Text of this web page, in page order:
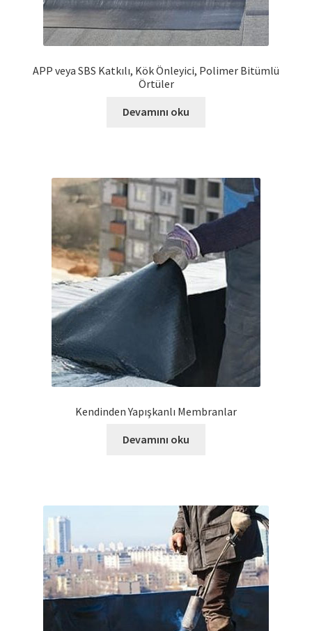
APP veya SBS Katkılı, Kök Önleyici, Polimer Bitümlü
Örtüler
Devamını oku
Kendinden Yapışkanlı Membranlar
Devamını oku